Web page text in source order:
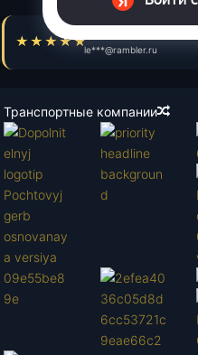
le***@rambler.ru
Транспортные компании